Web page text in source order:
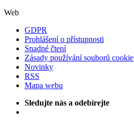
Web
GDPR
Prohlášení o přístupnosti
Snadné čtení
Zásady používání souborů cookie
Novinky
RSS
Mapa webu
Sledujte nás a odebírejte